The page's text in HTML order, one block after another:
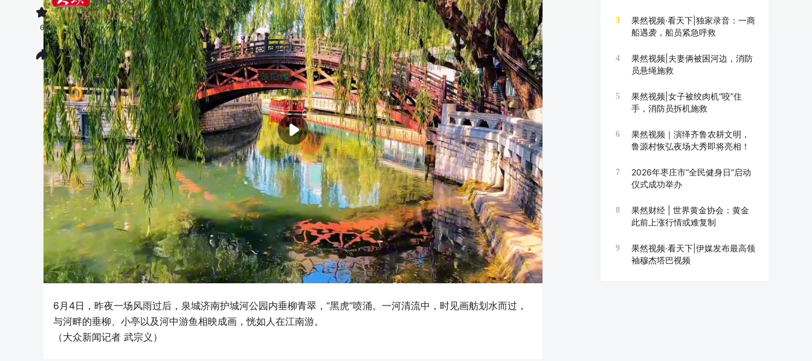
6月4日，昨夜一场风雨过后，泉城济南护城河公园内垂柳青翠，“黑虎”喷涌。一河清流中，时见画舫划水而过，
与河畔的垂柳、小亭以及河中游鱼相映成画，恍如人在江南游。
（大众新闻记者 武宗义）
6
3
果然视频·看天下|独家录音：一商
船遇袭，船员紧急呼救
4
果然视频|夫妻俩被困河边，消防
员悬绳施救
5
果然视频|女子被绞肉机“咬”住
手，消防员拆机施救
6
果然视频｜演绎齐鲁农耕文明，
鲁源村恢弘夜场大秀即将亮相！
7
2026年枣庄市“全民健身日”启动
仪式成功举办
8
果然财经 | 世界黄金协会：黄金
此前上涨行情或难复制
9
果然视频·看天下|伊媒发布最高领
袖穆杰塔巴视频